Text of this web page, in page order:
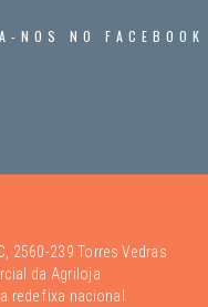
NOS NO FACEBOOK
2560-239 Torres Vedras
da Agriloja
rede fixa nacional